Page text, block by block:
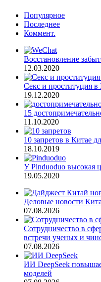
Популярное
Последнее
Коммент.
Восстановление
12.03.2020
Секс и проституция в
19.12.2020
15
11.10.2020
10 запретов в Китае
18.10.2019
У Pinduoduo высокая
19.05.2020
Деловые новости
07.08.2026
Сотрудничество в
встречи ученых и
07.08.2026
ИИ DeepSeek
моделей